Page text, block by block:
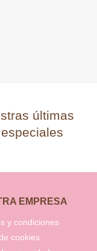
últimas
EMPRESA
y condiciones
cookies